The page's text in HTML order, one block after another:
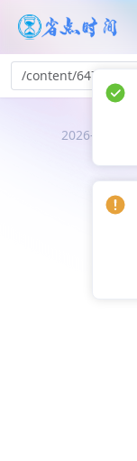
/content/647
2026-08-09